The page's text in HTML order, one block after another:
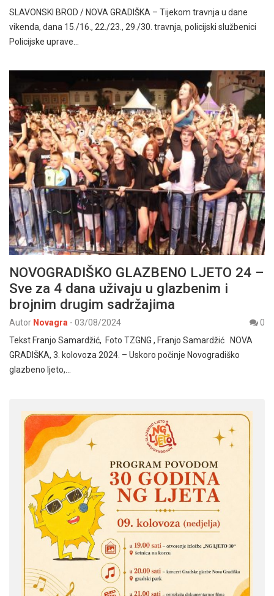
SLAVONSKI BROD / NOVA GRADIŠKA – Tijekom travnja u dane
vikenda, dana 15./16., 22./23., 29./30. travnja, policijski službenici
Policijske uprave…
NOVOGRADIŠKO GLAZBENO LJETO 24 –
Sve za 4 dana uživaju u glazbenim i
brojnim drugim sadržajima
Autor Novagra - 03/08/2024
0
Tekst Franjo Samardžić, Foto TZGNG , Franjo Samardžić NOVA
GRADIŠKA, 3. kolovoza 2024. – Uskoro počinje Novogradiško
glazbeno ljeto,…